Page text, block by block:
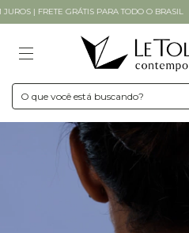
| FRETE GRÁTIS PARA TODO O BRASIL